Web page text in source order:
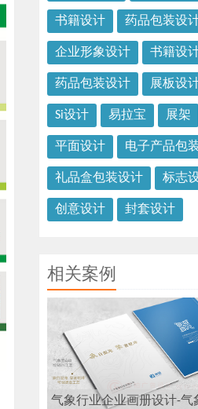
书籍设计 药品包装设
企业形象设计 书籍设
药品包装设计 展板设
Si设计 易拉宝 展架
平面设计 电子产品包
礼品盒包装设计 标志
创意设计 封套设计
相关案例